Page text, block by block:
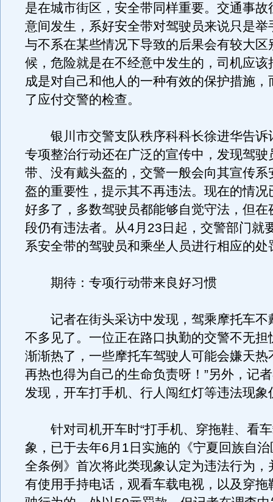
是在城市街区，安全带同样重要。交通事故
意间发生，系好安全带对驾驶员来说只是举
与不系在某些情况下导致的后果会有较大区
候，危险就是在不经意中发生的，司机应该
成是对自己和他人的一种有效的保护措施，
了应付交警的检查。
银川市交警支队秩序科科长徐进华告诉
专项整治行动还在广泛的宣传中，发现驾驶
带、没有戴头盔的，交警一般会向其宣传系
盔的重要性，提示其不再违法。现在的情况
好多了，多数驾驶员都能够自觉守法，但在
段仍有违法者。从4月23日起，交警部门就
系安全带的驾驶员和乘坐人员进行相应的处
期待：专项行动带来良好习惯
记者在街头采访中发现，驾乘摩托车不
不多见了。一位正在路口执勤的交警不无担
渐渐热了，一些摩托车驾驶人可能会嫌天热
再热也得为自己的生命负责呀！”另外，记
发现，开车打手机、行人闯红灯等违法现象
针对司机开车时“打手机、穿拖鞋、看车
象，已于去年6月1日实施的《宁夏回族自
全条例》首次将此类现象认定为违法行为，
有使用手持电话，观看车载电视，以及穿拖